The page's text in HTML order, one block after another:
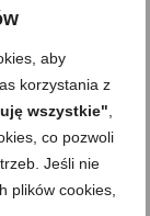
aby
korzystania z
wszystkie"
co pozwoli
Jeśli nie
plików cookies,